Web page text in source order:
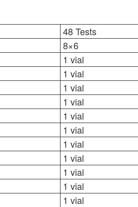
48 Tests
8×6
1 vial
1 vial
1 vial
1 vial
1 vial
1 vial
1 vial
1 vial
1 vial
1 vial
1 vial